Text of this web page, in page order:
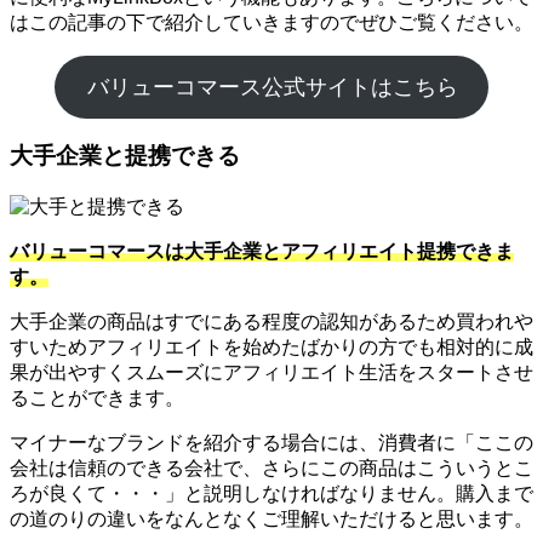
はこの記事の下で紹介していきますのでぜひご覧ください。
バリューコマース公式サイトはこちら
大手企業と提携できる
バリューコマースは大手企業とアフィリエイト提携できま
す。
大手企業の商品はすでにある程度の認知があるため買われや
すいためアフィリエイトを始めたばかりの方でも相対的に成
果が出やすくスムーズにアフィリエイト生活をスタートさせ
ることができます。
マイナーなブランドを紹介する場合には、消費者に「ここの
会社は信頼のできる会社で、さらにこの商品はこういうとこ
ろが良くて・・・」と説明しなければなりません。購入まで
の道のりの違いをなんとなくご理解いただけると思います。